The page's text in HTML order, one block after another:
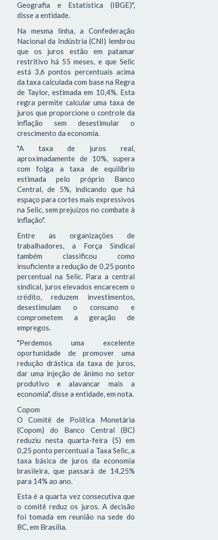
Geografia e Estatística (IBGE)",
disse a entidade.
Na mesma linha, a Confederação
Nacional da Indústria (CNI) lembrou
que os juros estão em patamar
restritivo há 55 meses, e que Selic
está 3,6 pontos percentuais acima
da taxa calculada com base na Regra
de Taylor, estimada em 10,4%. Esta
regra permite calcular uma taxa de
juros que proporcione o controle da
inflação sem desestimular o
crescimento da economia.
"A taxa de juros real,
aproximadamente de 10%, supera
com folga a taxa de equilíbrio
estimada pelo próprio Banco
Central, de 5%, indicando que há
espaço para cortes mais expressivos
na Selic, sem prejuízos no combate à
inflação".
Entre as organizações de
trabalhadores, a Força Sindical
também classificou como
insuficiente a redução de 0,25 ponto
percentual na Selic. Para a central
sindical, juros elevados encarecem o
crédito, reduzem investimentos,
desestimulam o consumo e
comprometem a geração de
empregos.
"Perdemos uma excelente
oportunidade de promover uma
redução drástica da taxa de juros,
dar uma injeção de ânimo no setor
produtivo e alavancar mais a
economia", disse a entidade, em nota.
Copom
O Comitê de Política Monetária
(Copom) do Banco Central (BC)
reduziu nesta quarta-feira (5) em
0,25 ponto percentual a Taxa Selic, a
taxa básica de juros da economia
brasileira, que passará de 14,25%
para 14% ao ano.
Esta é a quarta vez consecutiva que
o comitê reduz os juros. A decisão
foi tomada em reunião na sede do
BC, em Brasília.